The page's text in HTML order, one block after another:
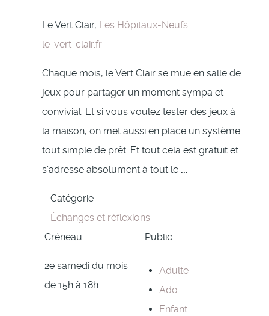
Le Vert Clair, Les Hôpitaux-Neufs
le-vert-clair.fr
Chaque mois, le Vert Clair se mue en salle de
jeux pour partager un moment sympa et
convivial. Et si vous voulez tester des jeux à
la maison, on met aussi en place un système
tout simple de prêt. Et tout cela est gratuit et
s'adresse absolument à tout le ...
Catégorie
Échanges et réflexions
Créneau
2e samedi du mois
de 15h à 18h
Public
Adulte
Ado
Enfant